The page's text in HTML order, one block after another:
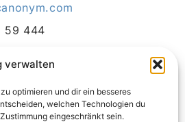
verwalten
optimieren und dir ein besseres
welchen Technologien du
eingeschränkt sein.
59 444